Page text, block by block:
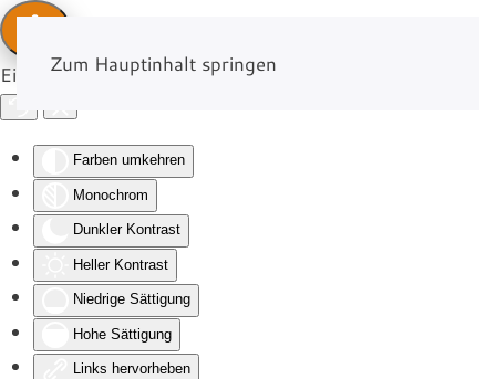
Eingabehilfen öffnen
Farben umkehren
Monochrom
Dunkler Kontrast
Heller Kontrast
Niedrige Sättigung
Hohe Sättigung
Links hervorheben
Zum Hauptinhalt springen